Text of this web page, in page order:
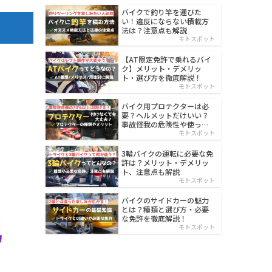
バイクで釣り竿を運びた
い！違反にならない積載方
法は？注意点も解説
モトスポット
【AT限定免許で乗れるバイ
ク】メリット・デメリッ
ト・選び方を徹底解説！
モトスポット
バイク用プロテクターは必
要？ヘルメットだけいい？
事故怪我の危険性や使った
方がいい部位も解説モトスポット
3輪バイクの運転に必要な免
許は？メリット・デメリッ
ト、注意点も解説
モトスポット
バイクのサイドカーの魅力
とは？種類と選び方・必要
な免許を徹底解説！
モトスポット